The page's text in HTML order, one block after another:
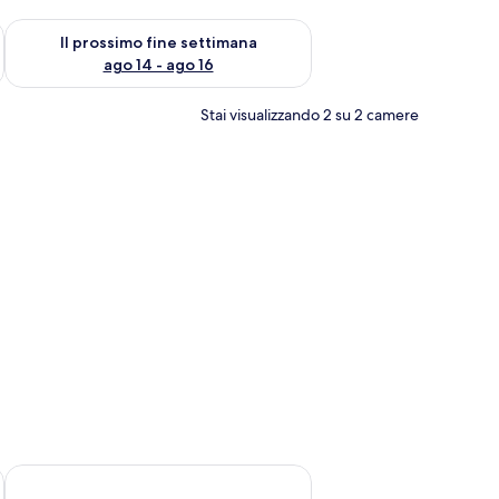
ago 7 - ago 9
Il prossimo fine settimana
ago 14 - ago 16
Verifica la disponibilità per il prossimo fine settimana, ago 14
Stai visualizzando 2 su 2 camere
Apartments Ria Vodice